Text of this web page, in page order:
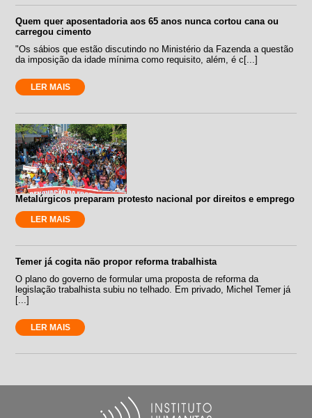
Quem quer aposentadoria aos 65 anos nunca cortou cana ou
carregou cimento
"Os sábios que estão discutindo no Ministério da Fazenda a questão
da imposição da idade mínima como requisito, além, é c[...]
LER MAIS
Metalúrgicos preparam protesto nacional por direitos e emprego
LER MAIS
Temer já cogita não propor reforma trabalhista
O plano do governo de formular uma proposta de reforma da
legislação trabalhista subiu no telhado. Em privado, Michel Temer já
[...]
LER MAIS